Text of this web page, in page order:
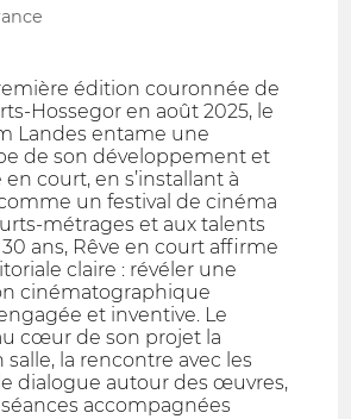
édition couronnée de
Hossegor en août 2025, le
Landes entame une
de son développement et
court, en s’installant à
un festival de cinéma
métrages et aux talents
ans, Rêve en court affirme
claire : révéler une
cinématographique
et inventive. Le
cœur de son projet la
la rencontre avec les
dialogue autour des œuvres,
accompagnées